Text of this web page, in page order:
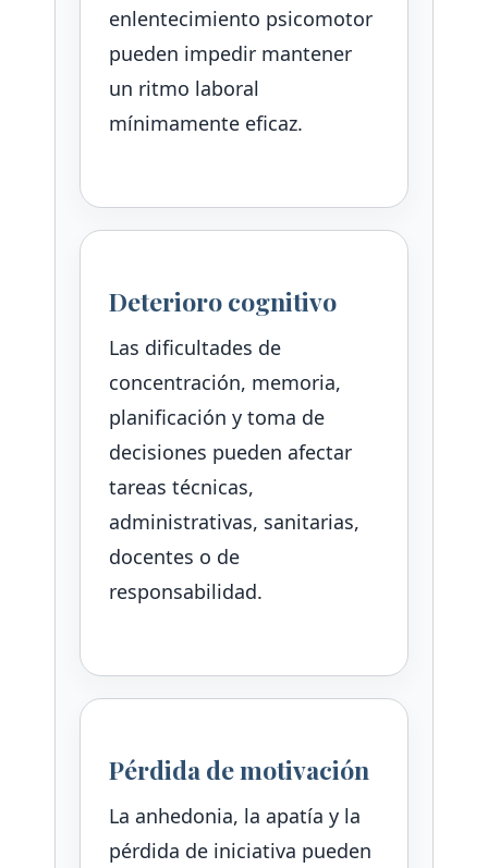
enlentecimiento psicomotor
pueden impedir mantener
un ritmo laboral
mínimamente eficaz.
Deterioro cognitivo
Las dificultades de
concentración, memoria,
planificación y toma de
decisiones pueden afectar
tareas técnicas,
administrativas, sanitarias,
docentes o de
responsabilidad.
Pérdida de motivación
La anhedonia, la apatía y la
pérdida de iniciativa pueden